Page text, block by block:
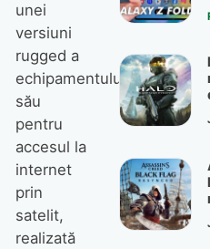
unei
versiuni
rugged a
echipamentului
său
pentru
accesul la
internet
prin
satelit,
realizată